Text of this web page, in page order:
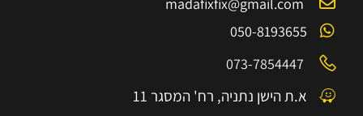
050-8193655
073-7854447
א.ת הישן נתניה, רח' המסגר 11